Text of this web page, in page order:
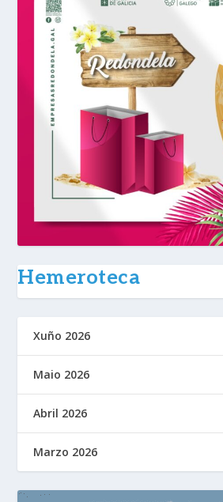
Hemeroteca
Xuño 2026
Maio 2026
Abril 2026
Marzo 2026